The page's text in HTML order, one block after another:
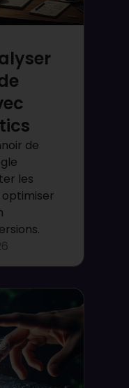
de
les